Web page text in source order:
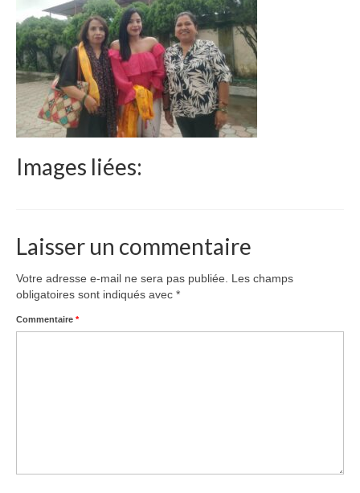
Documents
Parrainages
Missions 2023
Actualités
Nous contacter
Images liées:
Laisser un commentaire
Votre adresse e-mail ne sera pas publiée.
Les champs
obligatoires sont indiqués avec *
Commentaire *